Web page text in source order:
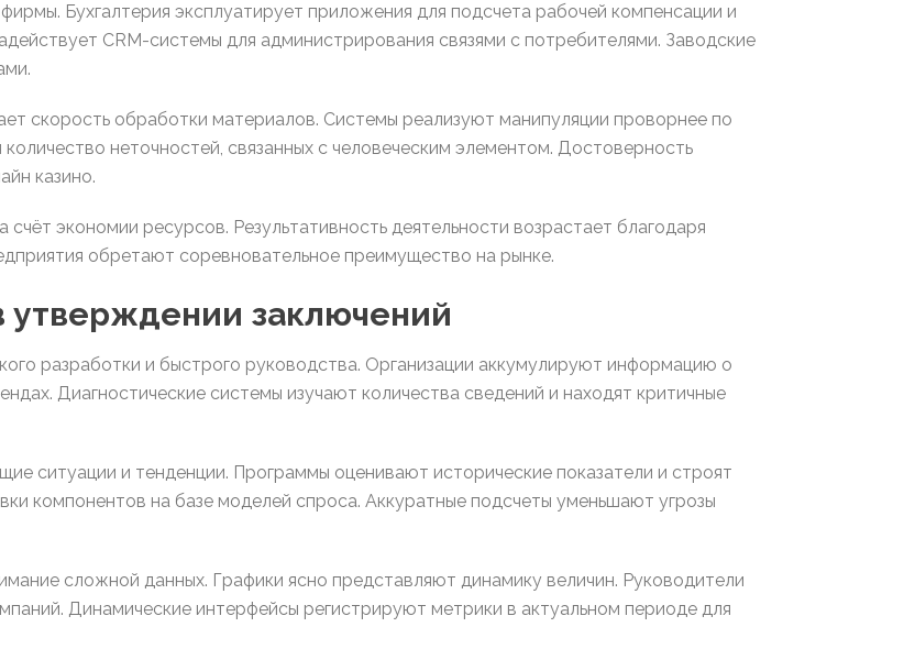
Бухгалтерия эксплуатирует приложения для подсчета рабочей компенсации и
CRM-системы для администрирования связями с потребителями. Заводские
скорость обработки материалов. Системы реализуют манипуляции проворнее по
неточностей, связанных с человеческим элементом. Достоверность
казино.
экономии ресурсов. Результативность деятельности возрастает благодаря
обретают соревновательное преимущество на рынке.
утверждении заключений
разработки и быстрого руководства. Организации аккумулируют информацию о
Диагностические системы изучают количества сведений и находят критичные
ситуации и тенденции. Программы оценивают исторические показатели и строят
компонентов на базе моделей спроса. Аккуратные подсчеты уменьшают угрозы
сложной данных. Графики ясно представляют динамику величин. Руководители
Динамические интерфейсы регистрируют метрики в актуальном периоде для